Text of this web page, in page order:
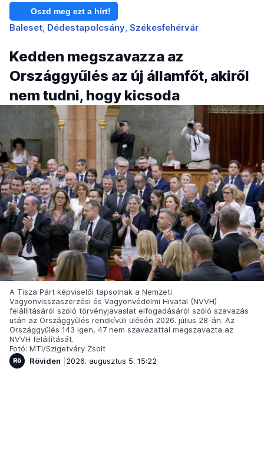
Oszd meg ezt a hírt!
Baleset Dédestapolcsány Székesfehérvár
Kedden megszavazza az
Országgyűlés az új államfőt, akiről
nem tudni, hogy kicsoda
A Tisza Párt képviselői tapsolnak a Nemzeti
Vagyonvisszaszerzési és Vagyonvédelmi Hivatal (NVVH)
felállításáról szóló törvényjavaslat elfogadásáról szóló szavazás
után az Országgyűlés rendkívüli ülésén 2026. július 28-án. Az
Országgyűlés 143 igen, 47 nem szavazattal megszavazta az
NVVH felállítását.
Fotó: MTI/Szigetváry Zsolt
Röviden
2026. augusztus 5. 15:22